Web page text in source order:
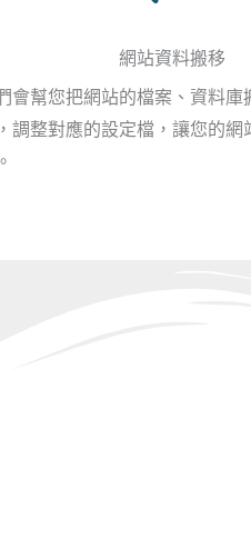
網站資料搬移
會幫您把網站的檔案、資料庫
調整對應的設定檔，讓您的網